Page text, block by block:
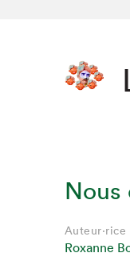
Nous
Auteur·rice
Roxanne